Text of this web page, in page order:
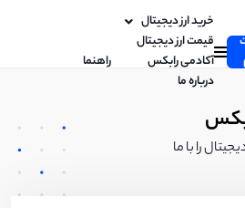
خرید ارز دیجیتال
قیمت ارز دیجیتال
آکادمی رابکس
راهنما
درباره ما
را با ما